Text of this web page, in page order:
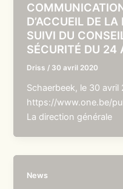
D’ACCUEIL DE
SUIVI DU
SÉCURITÉ DU 24
Driss / 30 avril 2020
Schaerbeek, le 30 avril
https://www.one.be/
La direction générale
News